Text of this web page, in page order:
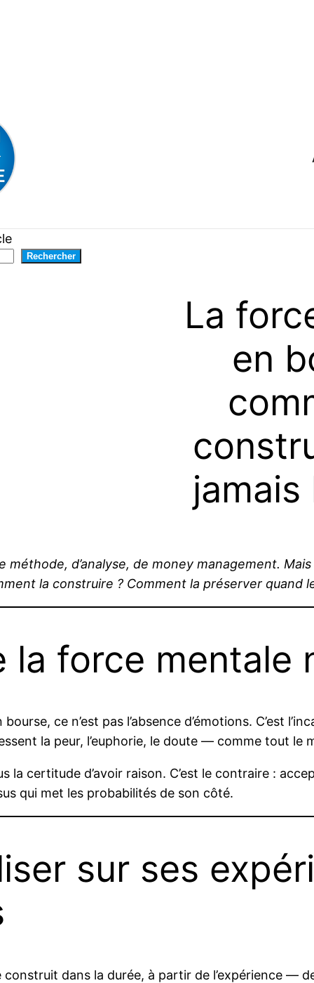
Rechercher
La
en
jamais
méthode, d’analyse, de money management.
la construire ? Comment la préserver quand
la force mentale
ce n’est pas l’absence d’émotions. C’est
la peur, l’euphorie, le doute — comme tout le
la certitude d’avoir raison. C’est le contraire :
qui met les probabilités de son côté.
sur ses
construit dans la durée, à partir de l’expérience —